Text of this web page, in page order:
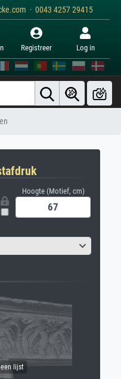
· 0043 4257 29415
Registreer Log in
Hoogte (Motief, cm)